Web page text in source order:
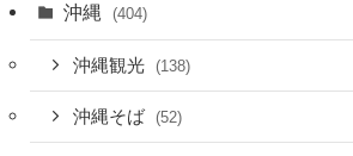
沖縄 (404)
沖縄観光 (138)
沖縄そば (52)